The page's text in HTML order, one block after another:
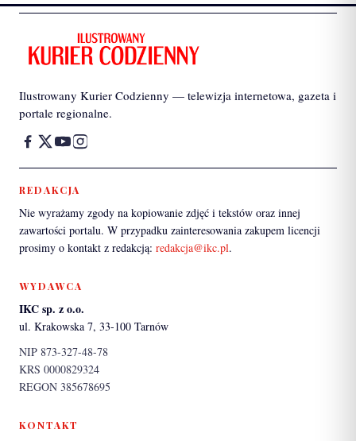
Ilustrowany Kurier Codzienny — telewizja internetowa, gazeta i
portale regionalne.
REDAKCJA
Nie wyrażamy zgody na kopiowanie zdjęć i tekstów oraz innej
zawartości portalu. W przypadku zainteresowania zakupem licencji
prosimy o kontakt z redakcją: redakcja@ikc.pl.
WYDAWCA
IKC sp. z o.o.
ul. Krakowska 7, 33-100 Tarnów
NIP 873-327-48-78
KRS 0000829324
REGON 385678695
KONTAKT